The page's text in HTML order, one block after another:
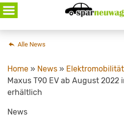
Skip
to
content
Alle News
Home » News » Elektromobilität
Maxus T90 EV ab August 2022
erhältlich
News